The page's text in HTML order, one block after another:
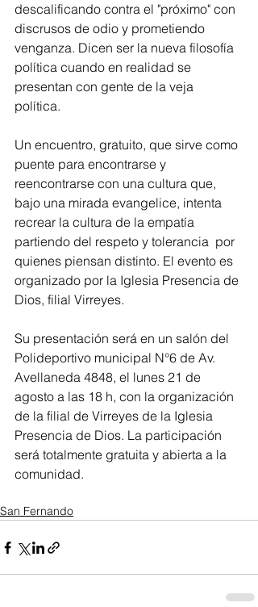
descalificando contra el "próximo" con
discrusos de odio y prometiendo
venganza. Dicen ser la nueva filosofía
política cuando en realidad se
presentan con gente de la veja
política.
Un encuentro, gratuito, que sirve como
puente para encontrarse y
reencontrarse con una cultura que,
bajo una mirada evangelice, intenta
recrear la cultura de la empatía
partiendo del respeto y tolerancia  por
quienes piensan distinto. El evento es
organizado por la Iglesia Presencia de
Dios, filial Virreyes.
Su presentación será en un salón del
Polideportivo municipal N°6 de Av.
Avellaneda 4848, el lunes 21 de
agosto a las 18 h, con la organización
de la filial de Virreyes de la Iglesia
Presencia de Dios. La participación
será totalmente gratuita y abierta a la
comunidad.
San Fernando